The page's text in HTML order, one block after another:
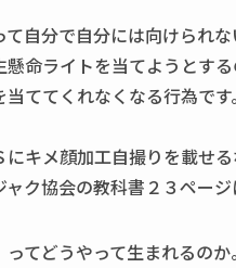
自分で自分には向けられ
懸命ライトを当てようとす
ててくれなくなる行為です。
キメ顔加工自撮りを載せる
ャク協会の教科書２３ページ
てどうやって生まれるのか。